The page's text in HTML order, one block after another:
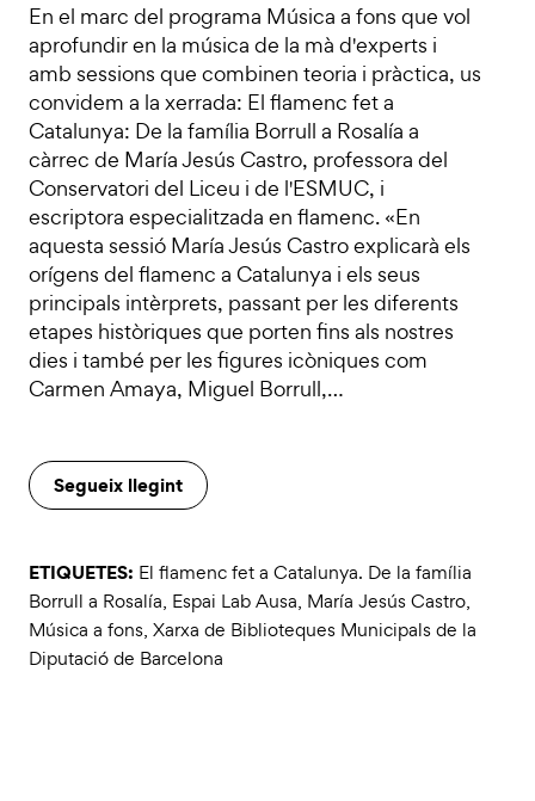
En el marc del programa Música a fons que vol
aprofundir en la música de la mà d'experts i
amb sessions que combinen teoria i pràctica, us
convidem a la xerrada: El flamenc fet a
Catalunya: De la família Borrull a Rosalía a
càrrec de María Jesús Castro, professora del
Conservatori del Liceu i de l'ESMUC, i
escriptora especialitzada en flamenc. «En
aquesta sessió María Jesús Castro explicarà els
orígens del flamenc a Catalunya i els seus
principals intèrprets, passant per les diferents
etapes històriques que porten fins als nostres
dies i també per les figures icòniques com
Carmen Amaya, Miguel Borrull,…
Segueix llegint
ETIQUETES: El flamenc fet a Catalunya. De la família
Borrull a Rosalía, Espai Lab Ausa, María Jesús Castro,
Música a fons, Xarxa de Biblioteques Municipals de la
Diputació de Barcelona